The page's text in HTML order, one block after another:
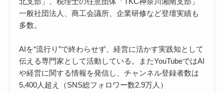
一般社団法人、商工会議所、企業研修など登壇実績も
多数。
AIを“流行り”で終わらせず、経営に活かす実践知として
伝える専門家として活動している。またYouTubeではAI
や経営に関する情報を発信し、チャンネル登録者数は
5,400人超え（SNS総フォロワー数2.9万人）